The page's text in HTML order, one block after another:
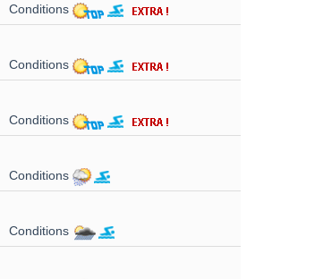
Conditions
Conditions
Conditions
Conditions
Conditions